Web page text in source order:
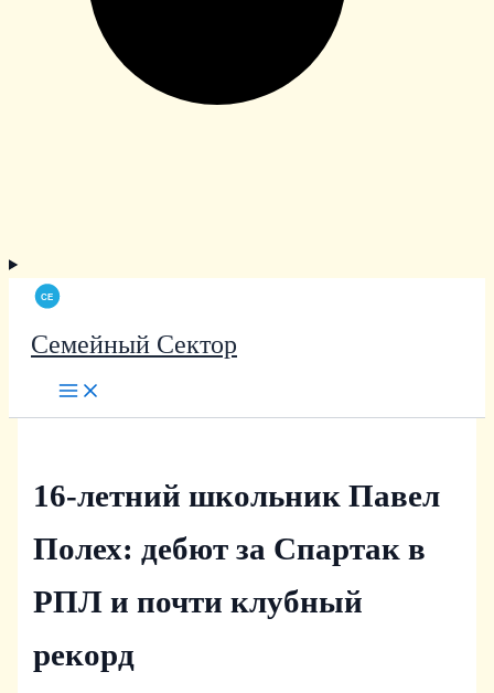
Семейный Сектор
16-летний школьник Павел
Полех: дебют за Спартак в
РПЛ и почти клубный
рекорд